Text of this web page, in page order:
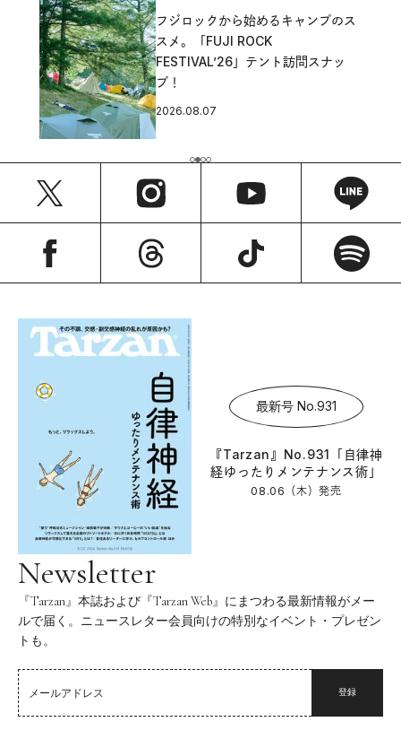
フジロックから始めるキャンプのス
スメ。「FUJI ROCK
FESTIVAL’26」テント訪問スナッ
プ！
2026.08.07
最新号 No.931
『Tarzan』No.931「自律神
経ゆったりメンテナンス術」
08.06（木）発売
Newsletter
『Tarzan』本誌および『Tarzan Web』にまつわる最新情報がメー
ルで届く。ニュースレター会員向けの特別なイベント・プレゼン
トも。
登録